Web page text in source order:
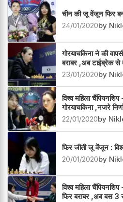
चीन की जू वेंजून फिर
24/01/2020by
गोरयाचकिना ने की
बराबर ,अब टाईब्रेक से
23/01/2020by
विश्व महिला
गोरयाचकिना ,नजरे
22/01/2020by
फिर जीती जू वेंजून :
20/01/2020by
विश्व महिला
फिर बराबर ,अब बस 3